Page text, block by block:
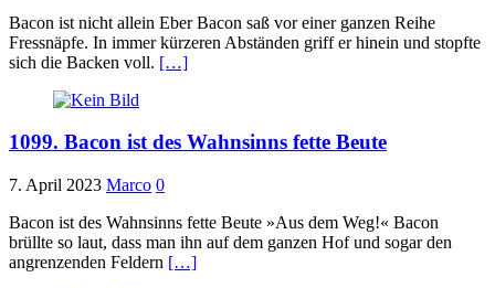
Bacon ist nicht allein Eber Bacon saß vor einer ganzen Reihe
Fressnäpfe. In immer kürzeren Abständen griff er hinein und stopfte
sich die Backen voll. […]
1099. Bacon ist des Wahnsinns fette Beute
7. April 2023 Marco 0
Bacon ist des Wahnsinns fette Beute »Aus dem Weg!« Bacon
brüllte so laut, dass man ihn auf dem ganzen Hof und sogar den
angrenzenden Feldern […]